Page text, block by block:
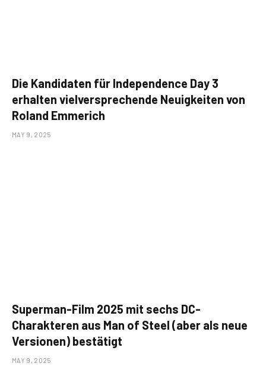
Die Kandidaten für Independence Day 3
erhalten vielversprechende Neuigkeiten von
Roland Emmerich
MAY 9, 2025
Superman-Film 2025 mit sechs DC-
Charakteren aus Man of Steel (aber als neue
Versionen) bestätigt
MAY 9, 2025